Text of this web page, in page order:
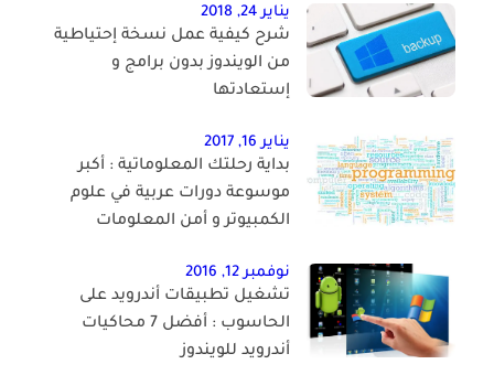
يناير 24, 2018
شرح كيفية عمل نسخة إحتياطية
من الويندوز بدون برامج و
إستعادتها
يناير 16, 2017
بداية رحلتك المعلوماتية : أكبر
موسوعة دورات عربية في علوم
الكمبيوتر و أمن المعلومات
نوفمبر 12, 2016
تشغيل تطبيقات أندرويد على
الحاسوب : أفضل 7 محاكيات
أندرويد للويندوز